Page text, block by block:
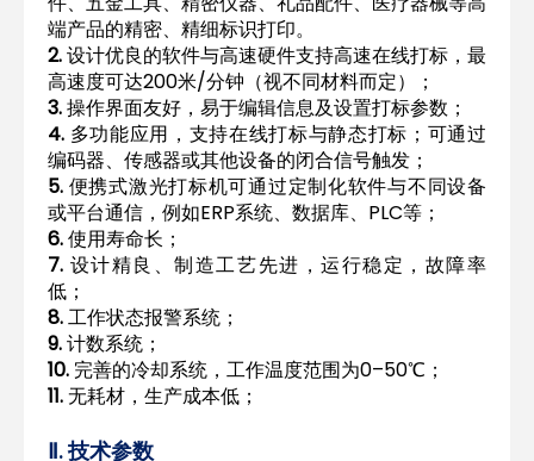
端产品的精密、精细标识打印。
2.设计优良的软件与高速硬件支持高速在线打标，最
高速度可达200米/分钟（视不同材料而定）；
3.操作界面友好，易于编辑信息及设置打标参数；
4. 多功能应用，支持在线打标与静态打标；可通过
编码器、传感器或其他设备的闭合信号触发；
5. 便携式激光打标机可通过定制化软件与不同设备
或平台通信，例如ERP系统、数据库、PLC等；
6.使用寿命长；
7. 设计精良、制造工艺先进，运行稳定，故障率
低；
8.工作状态报警系统；
9.计数系统；
10. 完善的冷却系统，工作温度范围为0–50℃；
11.无耗材，生产成本低；
Ⅱ. 技术参数